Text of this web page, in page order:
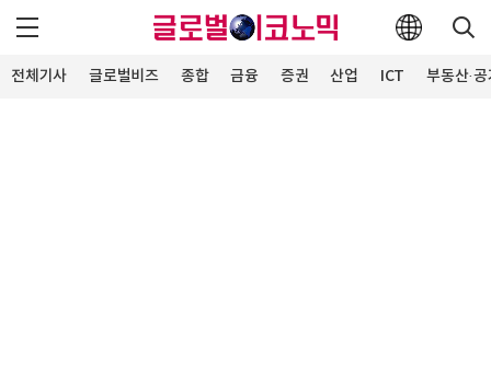
전체기사 글로벌비즈 종합 금융 증권 산업 ICT 부동산·